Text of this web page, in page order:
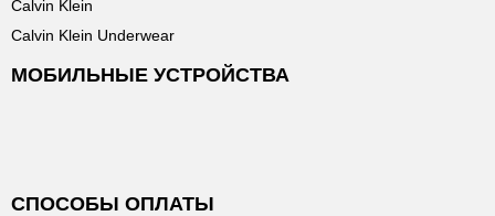
Calvin Klein
Calvin Klein Underwear
МОБИЛЬНЫЕ УСТРОЙСТВА
СПОСОБЫ ОПЛАТЫ